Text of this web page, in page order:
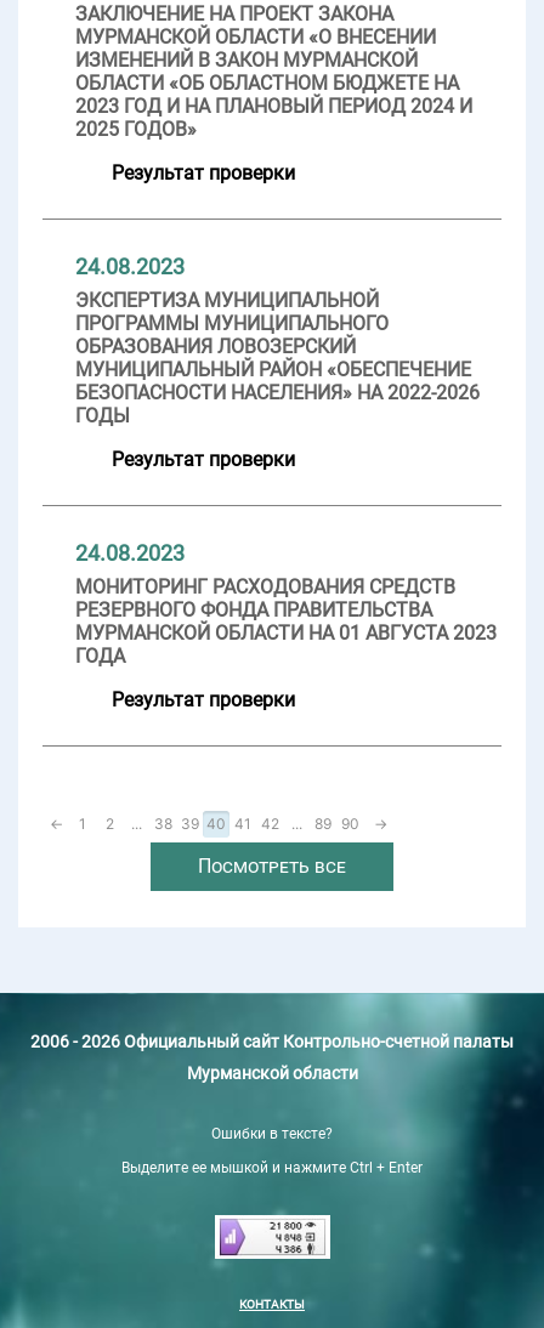
ЗАКЛЮЧЕНИЕ НА ПРОЕКТ ЗАКОНА
МУРМАНСКОЙ ОБЛАСТИ «О ВНЕСЕНИИ
ИЗМЕНЕНИЙ В ЗАКОН МУРМАНСКОЙ
ОБЛАСТИ «ОБ ОБЛАСТНОМ БЮДЖЕТЕ НА
2023 ГОД И НА ПЛАНОВЫЙ ПЕРИОД 2024 И
2025 ГОДОВ»
Результат проверки
24.08.2023
ЭКСПЕРТИЗА МУНИЦИПАЛЬНОЙ
ПРОГРАММЫ МУНИЦИПАЛЬНОГО
ОБРАЗОВАНИЯ ЛОВОЗЕРСКИЙ
МУНИЦИПАЛЬНЫЙ РАЙОН «ОБЕСПЕЧЕНИЕ
БЕЗОПАСНОСТИ НАСЕЛЕНИЯ» НА 2022-2026
ГОДЫ
Результат проверки
24.08.2023
МОНИТОРИНГ РАСХОДОВАНИЯ СРЕДСТВ
РЕЗЕРВНОГО ФОНДА ПРАВИТЕЛЬСТВА
МУРМАНСКОЙ ОБЛАСТИ НА 01 АВГУСТА 2023
ГОДА
Результат проверки
← 1 2 ... 38 39 40 41 42 ... 89 90 →
Посмотреть все
2006 - 2026 Официальный сайт Контрольно-счетной палаты
Мурманской области
Ошибки в тексте?
Выделите ее мышкой и нажмите Ctrl + Enter
КОНТАКТЫ